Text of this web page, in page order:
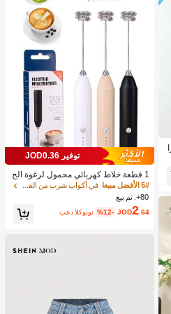
توفير JOD0.36
1 قطعة خلاط كهربائي محمول لرغوة الح
ليب، رغاية الحليب القابلة للشحن - شحن
USB، 3 سرعات، خلاط حليب كهربائي ص
غير، مناسب للقهوة/اللاتيه/الكابتشينو/الش
وكولاتة الساخنة/البيض
5# الأفضل مبيعا
في أكواب شرب من الفولاذ المقاوم للصدأ جهاز رغوة ال
80+. تم بيع
JOD2.64
%12- بعد الكوبون